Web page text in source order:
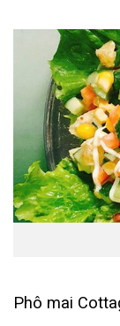
Phô mai